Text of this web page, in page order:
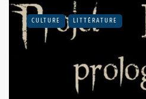
CULTURE LITTÉRATURE